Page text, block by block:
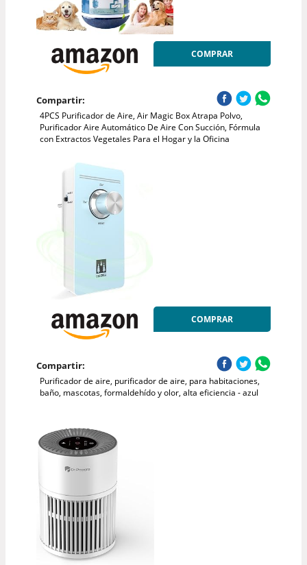
COMPRAR
Compartir:
4PCS Purificador de Aire, Air Magic Box Atrapa Polvo,
Purificador Aire Automático De Aire Con Succión, Fórmula
con Extractos Vegetales Para el Hogar y la Oficina
COMPRAR
Compartir:
Purificador de aire, purificador de aire, para habitaciones,
baño, mascotas, formaldehído y olor, alta eficiencia - azul